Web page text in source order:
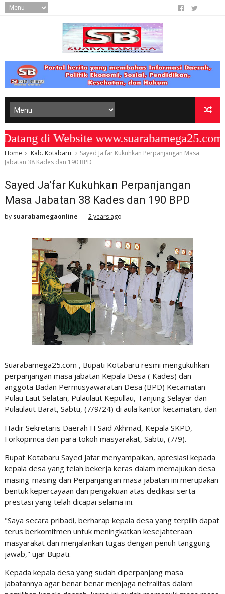
di Website www.suarabamega25.com "
Home Kab. Kotabaru
Sayed Ja'far Kukuhkan Perpanjangan Masa
Jabatan 38 Kades dan 190 BPD
Sayed Ja'far Kukuhkan Perpanjangan
Masa Jabatan 38 Kades dan 190 BPD
by suarabamegaonline 2 years ago
Suarabamega25.com , Bupati Kotabaru resmi mengukuhkan
perpanjangan masa jabatan Kepala Desa ( Kades) dan
anggota Badan Permusyawaratan Desa (BPD) Kecamatan
Pulau Laut Selatan, Pulaulaut Kepullau, Tanjung Selayar dan
Pulaulaut Barat, Sabtu, (7/9/24) di aula kantor kecamatan, dan
Hadir Sekretaris Daerah H Said Akhmad, Kepala SKPD,
Forkopimca dan para tokoh masyarakat, Sabtu, (7/9).
Bupat Kotabaru Sayed Jafar menyampaikan, apresiasi kepada
kepala desa yang telah bekerja keras dalam memajukan desa
masing-masing dan Perpanjangan masa jabatan ini merupakan
bentuk kepercayaan dan pengakuan atas dedikasi serta
prestasi yang telah dicapai selama ini.
"Saya secara pribadi, berharap kepala desa yang terpilih dapat
terus berkomitmen untuk meningkatkan kesejahteraan
masyarakat dan menjalankan tugas dengan penuh tanggung
jawab," ujar Bupati.
Kepada kepala desa yang sudah diperpanjang masa
jabatannya agar benar benar menjaga netralitas dalam